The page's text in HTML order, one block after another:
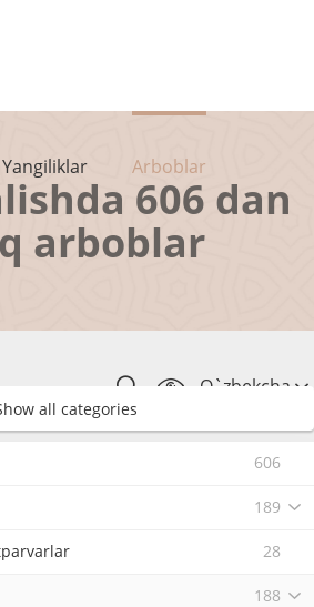
Yangiliklar Arboblar
O`zbekcha
606 dan
arboblar
all categories
606
189
28
188